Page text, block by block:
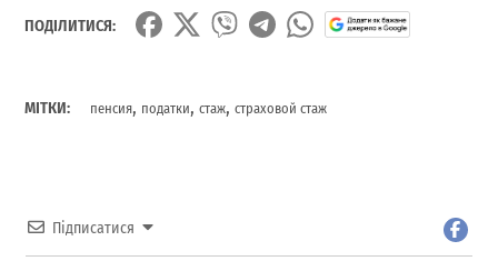
ПОДІЛИТИСЯ:
МІТКИ: пенсия, податки,стаж,страховой стаж
Підписатися